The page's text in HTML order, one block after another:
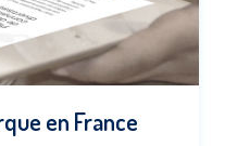
en France